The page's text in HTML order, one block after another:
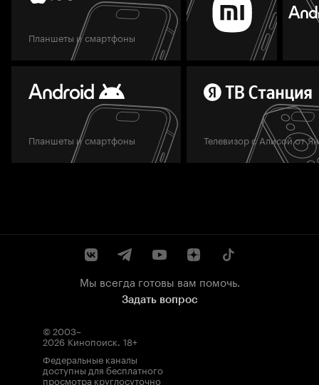
Планшеты и смартфоны
Планшеты и смартфоны Телевизор с Алисой от
Мы всегда готовы вам помочь.
Задать вопрос
© 2003–
2026 Кинопоиск. 18+
Федеральные каналы
доступны для бесплатного
просмотра круглосуточно